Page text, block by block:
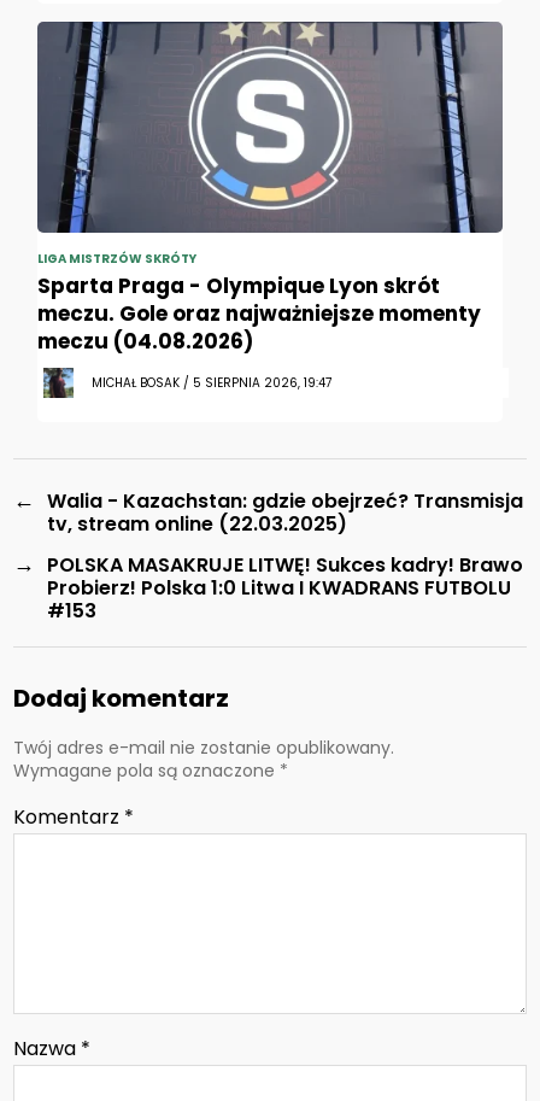
LIGA MISTRZÓW SKRÓTY
Sparta Praga - Olympique Lyon skrót
meczu. Gole oraz najważniejsze momenty
meczu (04.08.2026)
MICHAŁ BOSAK / 5 SIERPNIA 2026, 19:47
← Walia - Kazachstan: gdzie obejrzeć? Transmisja
tv, stream online (22.03.2025)
→
POLSKA MASAKRUJE LITWĘ! Sukces kadry! Brawo
Probierz! Polska 1:0 Litwa I KWADRANS FUTBOLU
#153
Dodaj komentarz
Twój adres e-mail nie zostanie opublikowany.
Wymagane pola są oznaczone *
Komentarz *
Nazwa *